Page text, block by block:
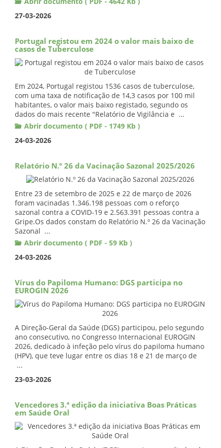
Abrir documento ( PDF - 4642 Kb )
27-03-2026
Portugal registou em 2024 o valor mais baixo de
casos de Tuberculose
Em 2024, Portugal registou 1536 casos de tuberculose,
com uma taxa de notificação de 14,3 casos por 100 mil
habitantes, o valor mais baixo registado, segundo os
dados do mais recente "Relatório de Vigilância e ...
Abrir documento ( PDF - 1749 Kb )
24-03-2026
Relatório N.º 26 da Vacinação Sazonal 2025/2026
Entre 23 de setembro de 2025 e 22 de março de 2026
foram vacinadas 1.346.198 pessoas com o reforço
sazonal contra a COVID-19 e 2.563.391 pessoas contra a
Gripe.Os dados constam do Relatório N.º 26 da Vacinação
Sazonal ...
Abrir documento ( PDF - 59 Kb )
24-03-2026
Vírus do Papiloma Humano: DGS participa no
EUROGIN 2026
A Direção-Geral da Saúde (DGS) participou, pelo segundo
ano consecutivo, no Congresso Internacional EUROGIN
2026, dedicado à infeção pelo vírus do papiloma humano
(HPV), que teve lugar entre os dias 18 e 21 de março de
...
23-03-2026
Vencedores 3.ª edição da iniciativa Boas Práticas
em Saúde Oral